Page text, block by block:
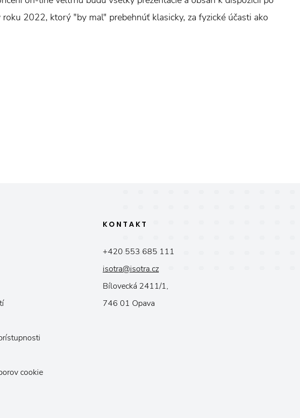
2022, ktorý "by mal" prebehnúť klasicky, za fyzické účasti ako
cookie
KONTAKT
+420 553 685 111
isotra@isotra.cz
Bílovecká 2411/1,
746 01 Opava